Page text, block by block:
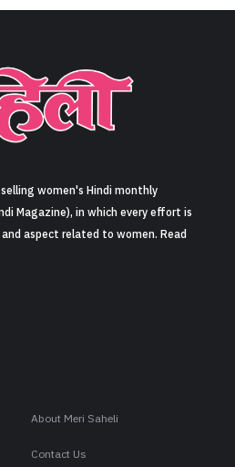
women's Hindi monthly
Magazine), in which every effort is
aspect related to women. Read
About Meri Saheli
Contact Us